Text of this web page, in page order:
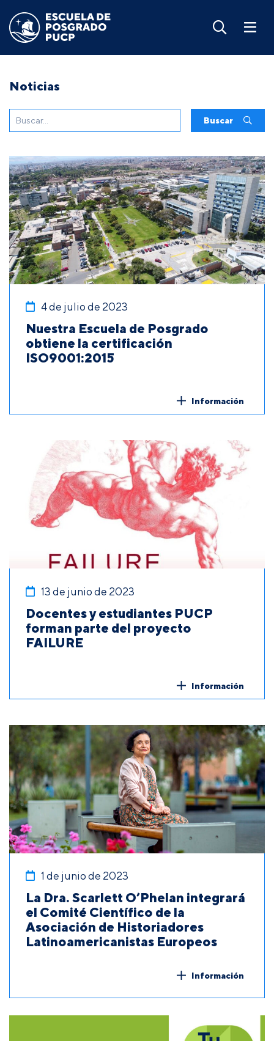
Noticias
Buscar
4 de julio de 2023
Nuestra Escuela de Posgrado
obtiene la certificación
ISO9001:2015
Información
13 de junio de 2023
Docentes y estudiantes PUCP
forman parte del proyecto
FAILURE
Información
1 de junio de 2023
La Dra. Scarlett O’Phelan integrará
el Comité Científico de la
Asociación de Historiadores
Latinoamericanistas Europeos
Información